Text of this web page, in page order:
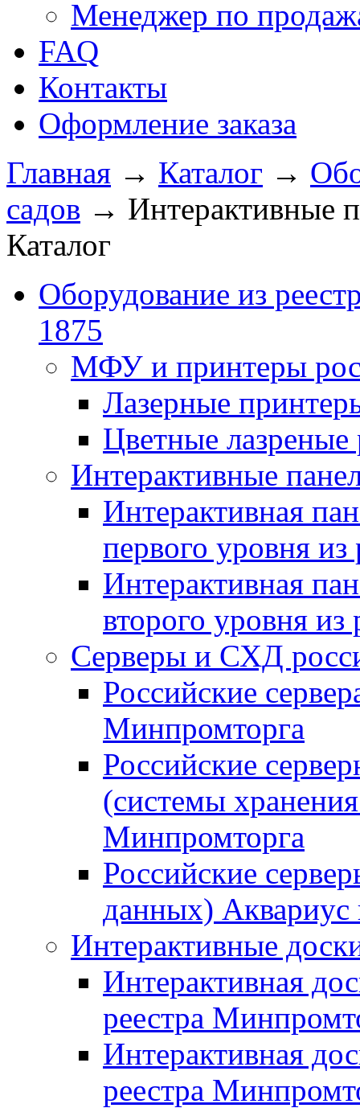
Менеджер по
FAQ
Контакты
Оформление заказа
Главная → Каталог →
садов → Интерактивные
Каталог
Оборудование из
1875
МФУ и принтеры
Лазерные
Цветные
Интерактивные
Интерактивная
первого уровня
Интерактивная
второго уровня
Серверы и СХД
Российские
Минпромторга
Российские
(системы
Минпромторга
Российские
данных) Аквариус
Интерактивные
Интерактивная
реестра
Интерактивная
реестра